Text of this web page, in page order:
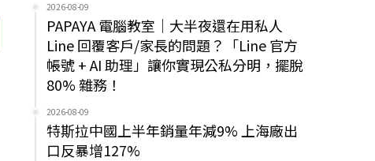
2026-08-09
PAPAYA 電腦教室｜大半夜還在用私人
Line 回覆客戶/家長的問題？「Line 官方
帳號 + AI 助理」讓你實現公私分明，擺脫
80% 雜務！
2026-08-09
特斯拉中國上半年銷量年減9% 上海廠出
口反暴增127%